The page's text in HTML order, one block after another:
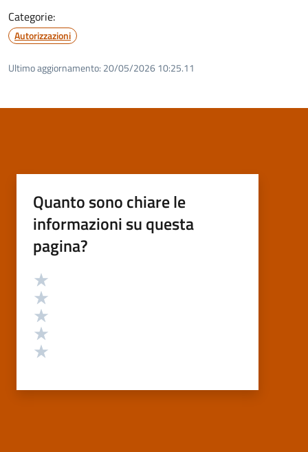
Categorie:
Autorizzazioni
Ultimo aggiornamento: 20/05/2026 10:25.11
Quanto sono chiare le
informazioni su questa
pagina?
Valutazione